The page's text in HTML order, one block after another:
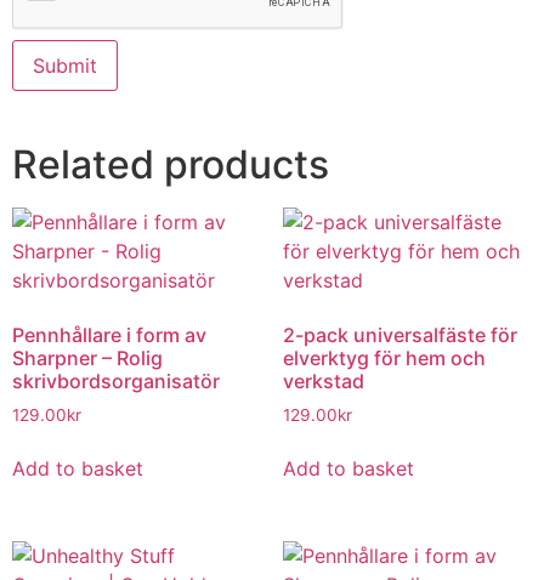
Related products
Pennhållare i form av
Sharpner – Rolig
skrivbordsorganisatör
129.00kr
Add to basket
2-pack universalfäste för
elverktyg för hem och
verkstad
129.00kr
Add to basket